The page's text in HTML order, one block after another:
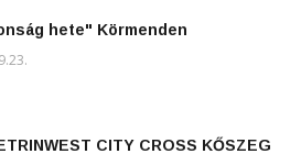
hete" Körmenden
CITY CROSS KŐSZEG